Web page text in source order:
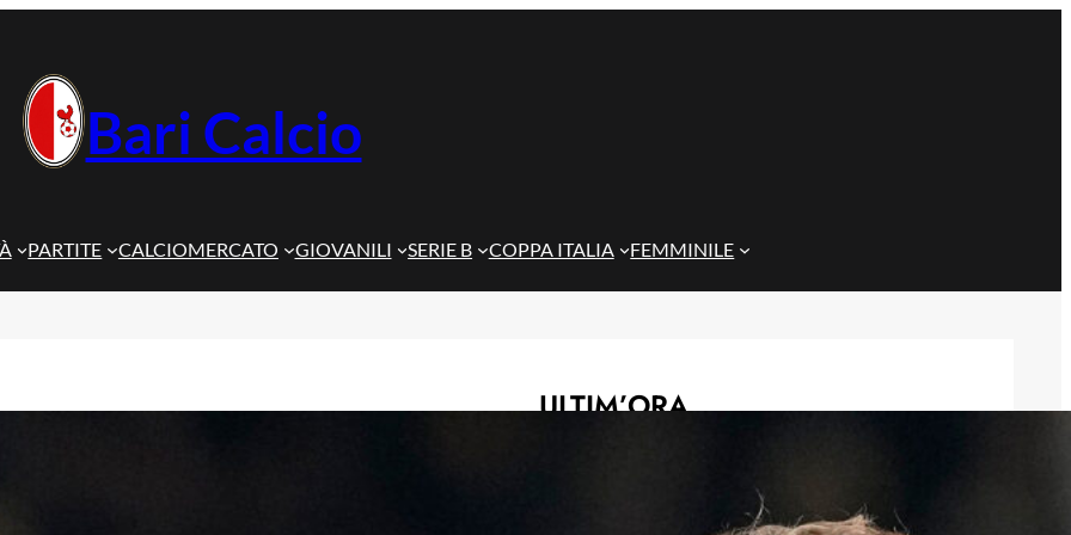
Bari Calcio
PARTITE CALCIOMERCATO GIOVANILI SERIE B COPPA ITALIA FEMMINILE
ULTIM’ORA
nel mio cuore, spero si rialzi presto”